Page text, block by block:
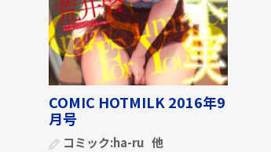
COMIC HOTMILK 2016年9
月号
コミック:ha-ru 他